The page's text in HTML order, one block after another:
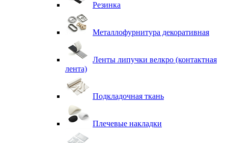
Резинка
Металлофурнитура декоративная
Ленты липучки велкро (контактная
лента)
Подкладочная ткань
Плечевые накладки